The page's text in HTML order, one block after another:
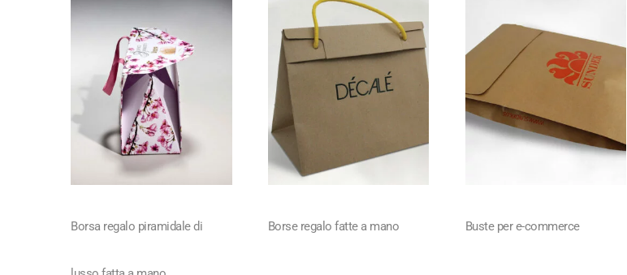
Borsa regalo piramidale di Borse regalo fatte a mano Buste per e-commerce